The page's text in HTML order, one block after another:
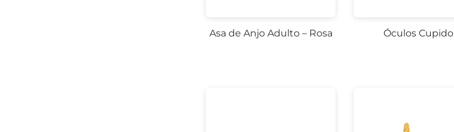
Asa de Anjo Adulto – Rosa Óculos Cupido